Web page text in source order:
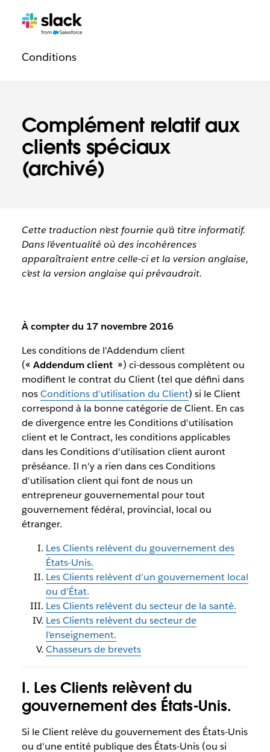
Complément relatif aux
clients spéciaux
(archivé)
Navigation
légale
Pages
Conditionssupplémentaires
Cette traduction n’est fournie qu’à titre informatif.
Dans l’éventualité où des incohérences
apparaîtraient entre celle-ci et la version anglaise,
c’est la version anglaise qui prévaudrait.
À compter du 17 novembre 2016
Les conditions de l'Addendum client
(« Addendum client ») ci-dessous complètent ou
modifient le contrat du Client (tel que défini dans
nosConditions d'utilisation du Client) si le Client
correspond à la bonne catégorie de Client. En cas
de divergence entre les Conditions d'utilisation
client et le Contract, les conditions applicables
dans les Conditions d'utilisation client auront
préséance. Il n'y a rien dans ces Conditions
d'utilisation client qui font de nous un
entrepreneur gouvernemental pour tout
gouvernement fédéral, provincial, local ou
étranger.
Les Clients relèvent du gouvernement des
États-Unis.
Les Clients relèvent d'un gouvernement local
ou d'État.
Les Clients relèvent du secteur de la santé.
Les Clients relèvent du secteur de
l'enseignement.
Chasseurs de brevets
I. Les Clients relèvent du
gouvernement des États-Unis.
Si le Client relève du gouvernement des États-Unis
ou d'une entité publique des États-Unis (ou si